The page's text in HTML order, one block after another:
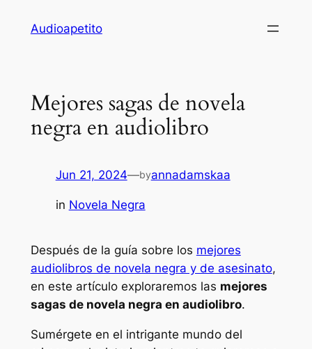
Audioapetito
Mejores sagas de novela
negra en audiolibro
Jun 21, 2024—byannadamskaa
in Novela Negra
Después de la guía sobre los mejores
audiolibros de novela negra y de asesinato,
en este artículo exploraremos las mejores
sagas de novela negra en audiolibro.
Sumérgete en el intrigante mundo del